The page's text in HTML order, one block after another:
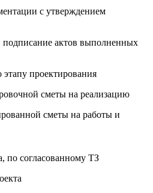
с утверждением
подписание актов выполненных
этапу проектирования
сметы на реализацию
сметы на работы и
по согласованному ТЗ